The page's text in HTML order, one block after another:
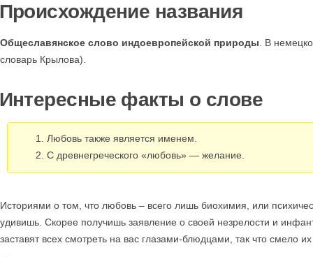
названия
Общеславянское слово индоевропейской природы . В
словарь Крылова).
факты о слове
Любовь также является именем.
С древнегреческого «любовь» — желание.
Историями о том, что любовь – всего лишь биохимия, или
удивишь. Скорее получишь заявление о своей незрелости и
заставят всех смотреть на вас глазами-блюдцами, так что смело